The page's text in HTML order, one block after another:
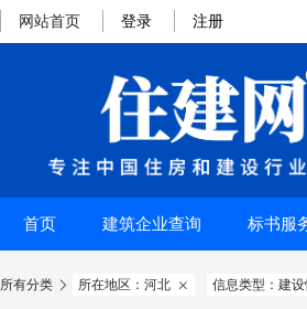
网站首页 登录 注册
首页 建筑企业查询 标书服
所有分类  所在地区：河北  信息类型：建